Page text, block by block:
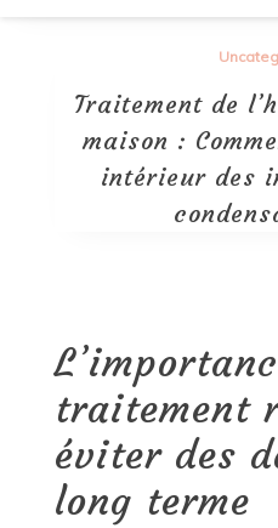
Traitement de
maison :
intérieur des
traitement
éviter des
long terme